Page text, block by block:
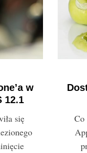
w
12.1
się
Co